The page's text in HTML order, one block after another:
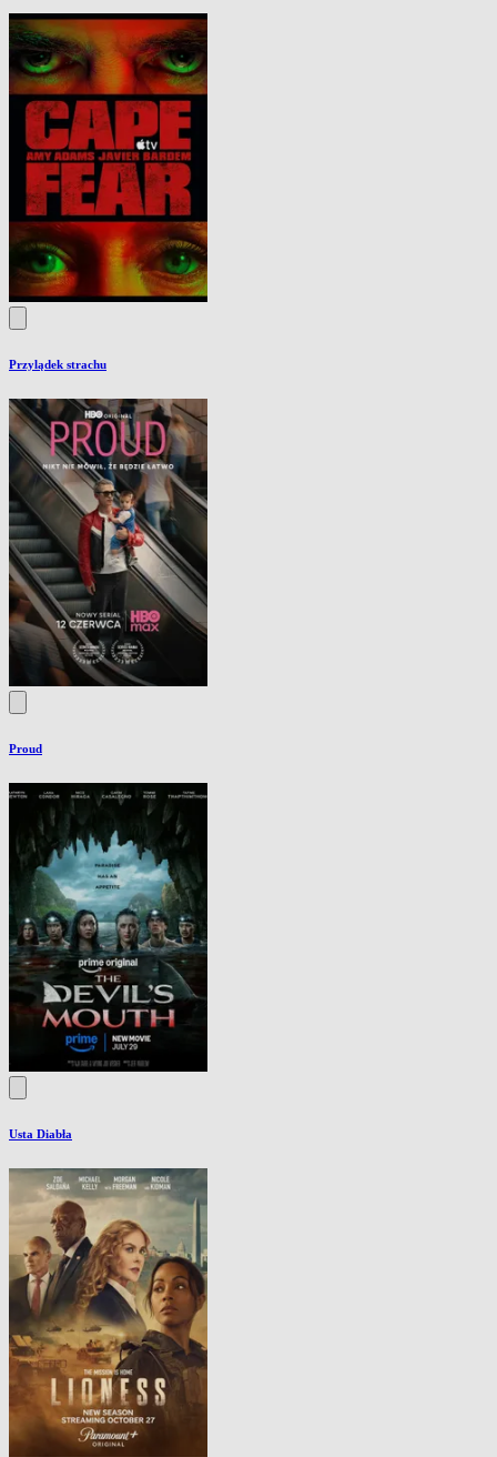
Przylądek strachu
Proud
Usta Diabła